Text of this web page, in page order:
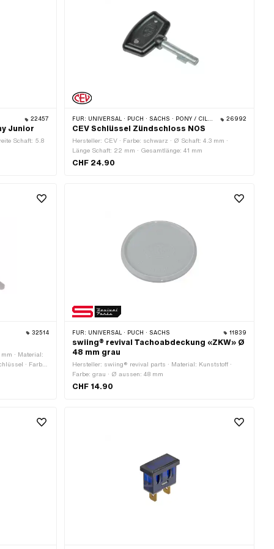
22457
Junior
Schaft: 5.8
FÜR: UNIVERSAL · PUCH · SACHS · PONY / CILO (BETA 521 & 512) 26992
CEV Schlüssel Zündschloss NOS
Hersteller: CEV · Farbe: schwarz · Ø Schaft: 4.3 mm ·
Länge Schaft: 22 mm · Gesamtlänge: 41 mm
CHF 24.90
32514
· Material:
· Farbe:
FÜR: UNIVERSAL · PUCH · SACHS 11839
swiing® revival Tachoabdeckung «ZKW» Ø
48 mm grau
Hersteller: swiing® revival parts · Material: Kunststoff ·
Farbe: grau · Ø aussen: 48 mm
CHF 14.90